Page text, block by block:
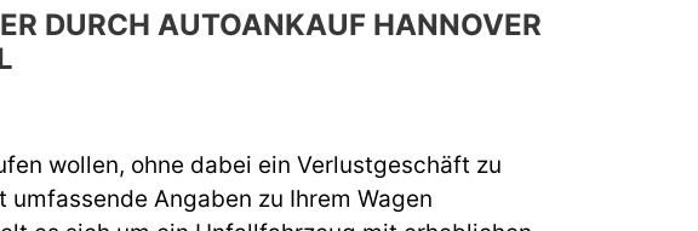
DURCH AUTOANKAUF HANNOVER
wollen, ohne dabei ein Verlustgeschäft zu
Angaben zu Ihrem Wagen